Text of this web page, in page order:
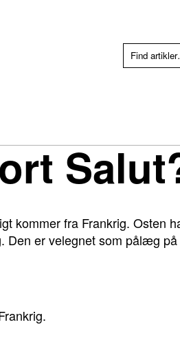
kommer fra Frankrig. Osten
er velegnet som pålæg